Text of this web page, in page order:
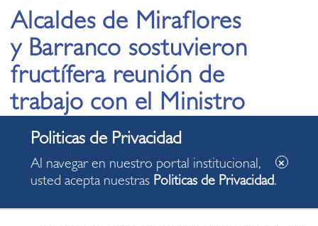
Alcaldes de Miraflores
y Barranco sostuvieron
fructífera reunión de
trabajo con el Ministro
de Comercio Exterior
y Turismo
Al navegar en nuestro portal institucional,
usted acepta nuestras Politicas de Privacidad.